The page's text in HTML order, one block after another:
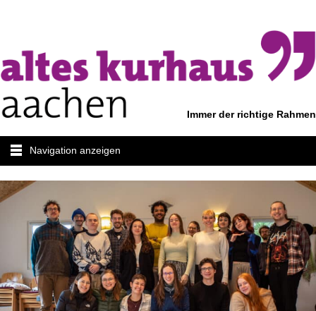
Immer der richtige Rahmen
Navigation anzeigen